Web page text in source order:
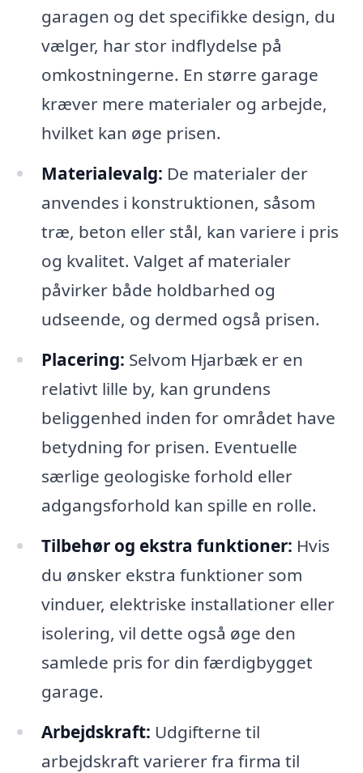
garagen og det specifikke design, du
vælger, har stor indflydelse på
omkostningerne. En større garage
kræver mere materialer og arbejde,
hvilket kan øge prisen.
Materialevalg: De materialer der
anvendes i konstruktionen, såsom
træ, beton eller stål, kan variere i pris
og kvalitet. Valget af materialer
påvirker både holdbarhed og
udseende, og dermed også prisen.
Placering: Selvom Hjarbæk er en
relativt lille by, kan grundens
beliggenhed inden for området have
betydning for prisen. Eventuelle
særlige geologiske forhold eller
adgangsforhold kan spille en rolle.
Tilbehør og ekstra funktioner: Hvis
du ønsker ekstra funktioner som
vinduer, elektriske installationer eller
isolering, vil dette også øge den
samlede pris for din færdigbygget
garage.
Arbejdskraft: Udgifterne til
arbejdskraft varierer fra firma til